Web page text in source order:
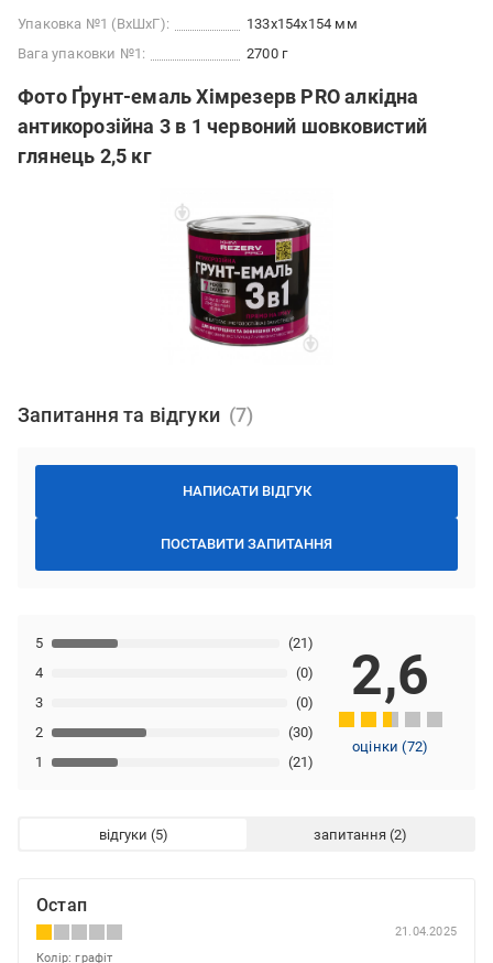
Упаковка №1 (ВхШхГ):
133x154x154 мм
Вага упаковки №1:
2700 г
Фото Ґрунт-емаль Хімрезерв PRO алкідна
антикорозійна 3 в 1 червоний шовковистий
глянець 2,5 кг
Запитання та відгуки
НАПИСАТИ ВІДГУК
ПОСТАВИТИ ЗАПИТАННЯ
1 (21)
2 (30)
3 (0)
4 (0)
5 (21)
2,6
оцінки(72)
відгуки запитання
Остап
21.04.2025
Колір: графіт